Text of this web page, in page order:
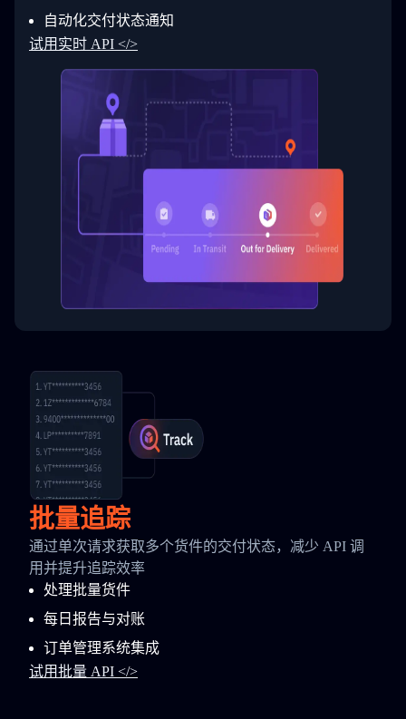
33
34
  }
}
自动化交付状态通知
试用实时 API </>
批量追踪
通过单次请求获取多个货件的交付状态，减少 API 调
用并提升追踪效率
处理批量货件
每日报告与对账
订单管理系统集成
试用批量 API </>